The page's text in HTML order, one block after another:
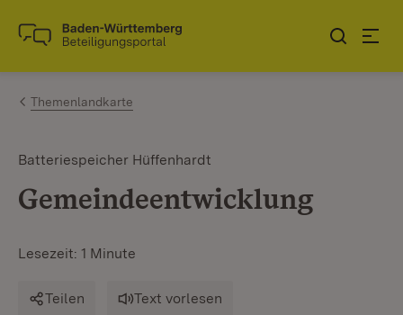
Zum Inhalt springen
Link zur Startseite
Themenlandkarte
Batteriespeicher Hüffenhardt
Gemeindeentwicklung
Lesezeit: 1 Minute
Teilen Text vorlesen